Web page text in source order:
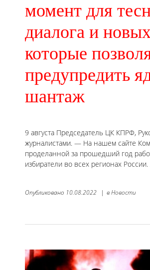
момент для
диалога и
которые
предупредить
шантаж
9 августа Председатель ЦК КПРФ,
журналистами. — На нашем сайте
проделанной за прошедший год
избиратели во всех регионах России.
Опубликовано 10.08.2022 | вНовости